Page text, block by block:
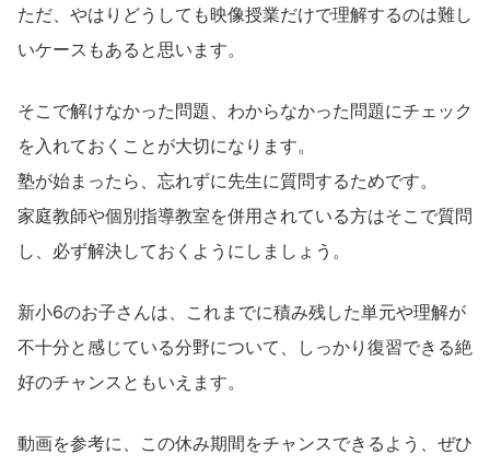
ただ、やはりどうしても映像授業だけで理解するのは難し
いケースもあると思います。
そこで解けなかった問題、わからなかった問題にチェック
を入れておくことが大切になります。
塾が始まったら、忘れずに先生に質問するためです。
家庭教師や個別指導教室を併用されている方はそこで質問
し、必ず解決しておくようにしましょう。
新小6のお子さんは、これまでに積み残した単元や理解が
不十分と感じている分野について、しっかり復習できる絶
好のチャンスともいえます。
動画を参考に、この休み期間をチャンスできるよう、ぜひ